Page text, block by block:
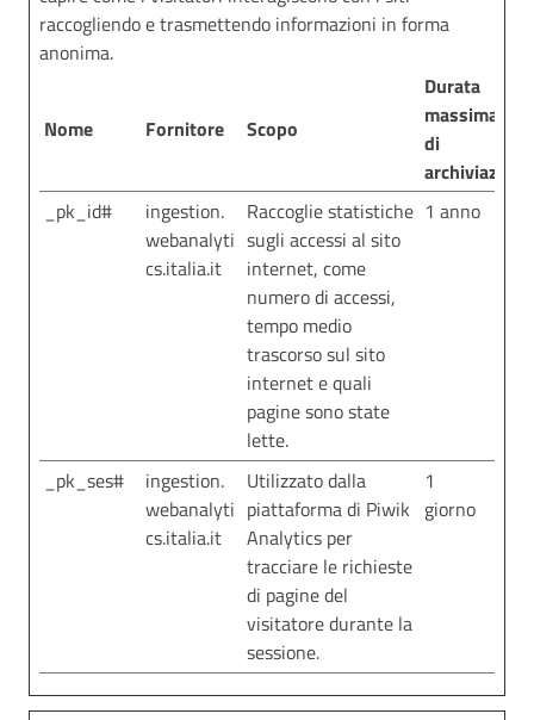
raccogliendo e trasmettendo informazioni in forma
anonima.
Nome Fornitore Scopo
Durata
massima
di
archiviazione
_pk_id#
ingestion.
webanalyti
cs.italia.it
Raccoglie statistiche
sugli accessi al sito
internet, come
numero di accessi,
tempo medio
trascorso sul sito
internet e quali
pagine sono state
lette.
1 anno
_pk_ses#
ingestion.
webanalyti
cs.italia.it
Utilizzato dalla
piattaforma di Piwik
Analytics per
tracciare le richieste
di pagine del
visitatore durante la
sessione.
1
giorno